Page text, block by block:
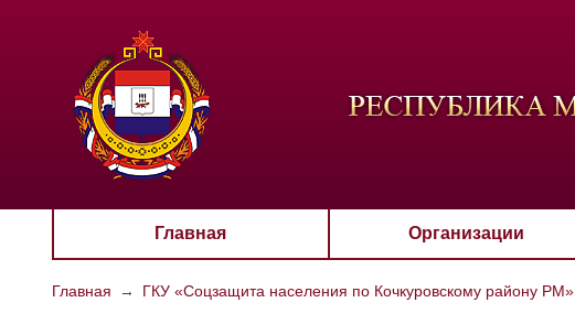
Главная Организации
Главная → ГКУ «Соцзащита населения по Кочкуровскому району РМ»